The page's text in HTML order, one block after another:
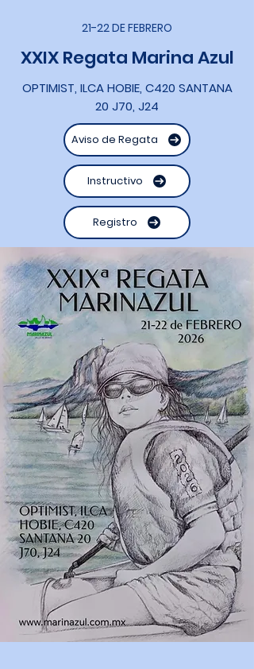
21-22 DE FEBRERO
XXIX Regata Marina Azul
OPTIMIST, ILCA HOBIE, C420 SANTANA
20 J70, J24
Aviso de Regata
Instructivo
Registro